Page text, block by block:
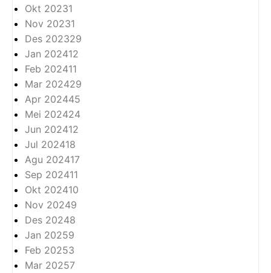
Okt 20231
Nov 20231
Des 202329
Jan 202412
Feb 202411
Mar 202429
Apr 202445
Mei 202424
Jun 202412
Jul 202418
Agu 202417
Sep 202411
Okt 202410
Nov 20249
Des 20248
Jan 20259
Feb 20253
Mar 20257